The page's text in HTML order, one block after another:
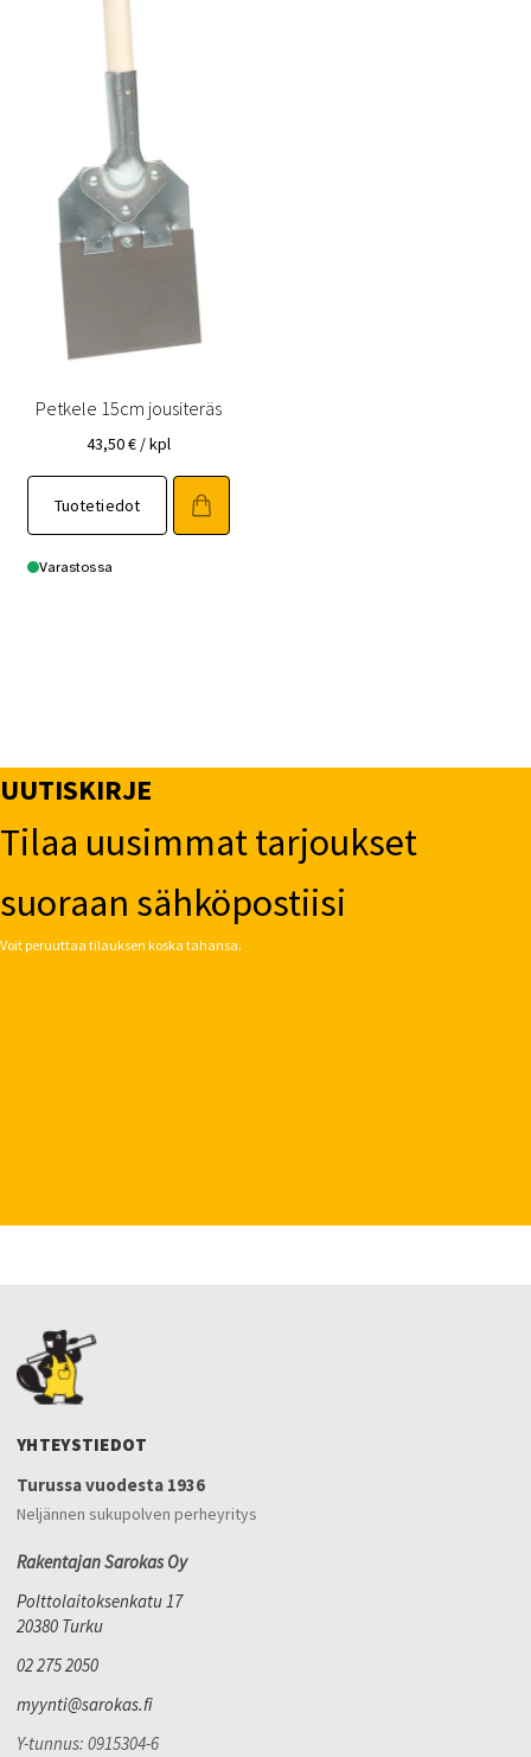
Petkele 15cm jousiteräs
43,50€ / kpl
Tuotetiedot
Varastossa
UUTISKIRJE
Tilaa uusimmat tarjoukset
suoraan sähköpostiisi
Voit peruuttaa tilauksen koska tahansa.
YHTEYSTIEDOT
Turussa vuodesta 1936
Neljännen sukupolven perheyritys
Rakentajan Sarokas Oy
Polttolaitoksenkatu 17
20380 Turku
02 275 2050
myynti@sarokas.fi
Y-tunnus: 0915304-6